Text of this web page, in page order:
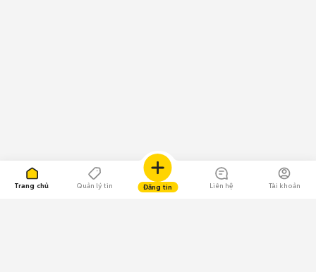
Trang chủ Quản lý tin Đăng tin Liên hệ Tài khoản